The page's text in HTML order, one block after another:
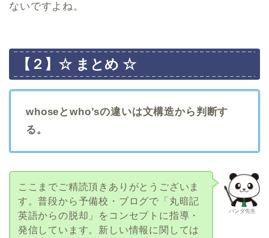
ないですよね。
【２】☆ まとめ ☆
whoseとwho’sの違いは文構造から判断す
る。
パンダ先生
ここまでご精読頂きありがとうございま
す。普段から予備校・ブログで「丸暗記
英語からの脱却」をコンセプトに指導・
発信しています。新しい情報に関しては